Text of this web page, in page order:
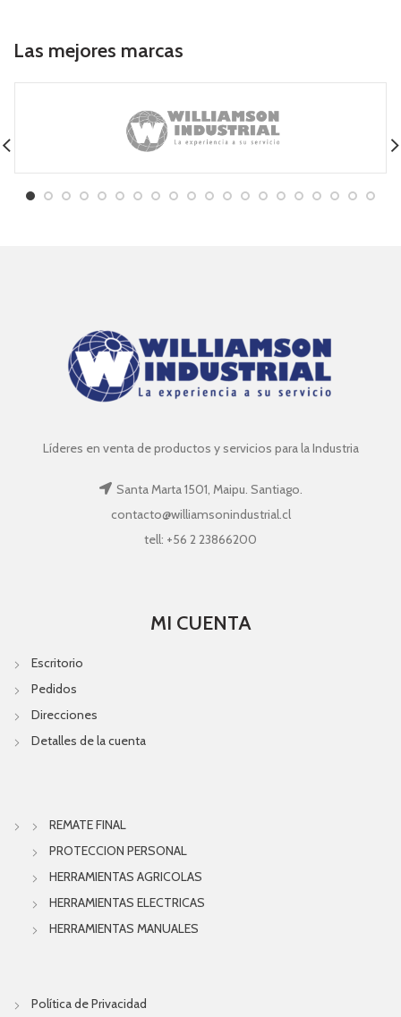
Las mejores marcas
Líderes en venta de productos y servicios para la Industria
Santa Marta 1501, Maipu. Santiago.
contacto@williamsonindustrial.cl
tell: +56 2 23866200
MI CUENTA
Escritorio
Pedidos
Direcciones
Detalles de la cuenta
REMATE FINAL
PROTECCION PERSONAL
HERRAMIENTAS AGRICOLAS
HERRAMIENTAS ELECTRICAS
HERRAMIENTAS MANUALES
Política de Privacidad